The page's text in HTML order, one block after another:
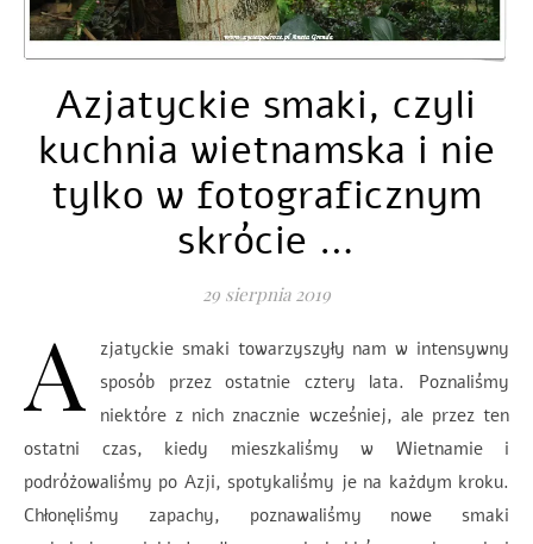
Azjatyckie smaki, czyli
kuchnia wietnamska i nie
tylko w fotograficznym
skrócie …
29 sierpnia 2019
A
zjatyckie smaki towarzyszyły nam w intensywny
sposób przez ostatnie cztery lata. Poznaliśmy
niektóre z nich znacznie wcześniej, ale przez ten
ostatni czas, kiedy mieszkaliśmy w Wietnamie i
podróżowaliśmy po Azji, spotykaliśmy je na każdym kroku.
Chłonęliśmy zapachy, poznawaliśmy nowe smaki